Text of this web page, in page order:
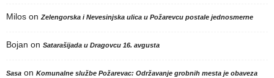
Milos on Zelengorska i Nevesinjska ulica u Požarevcu postale jednosmerne
Bojan on Satarašijada u Dragovcu 16. avgusta
Sasa on Komunalne službe Požarevac: Održavanje grobnih mesta je obaveza